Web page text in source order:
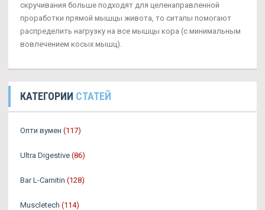
скручивания больше подходят для целенаправленной
проработки прямой мышцы живота, то ситапы помогают
распределить нагрузку на все мышцы кора (с минимальным
вовлечением косых мышц).
КАТЕГОРИИ СТАТЕЙ
Опти вумен (117)
Ultra Digestive (86)
Bar L-Carnitin (128)
Muscletech (114)